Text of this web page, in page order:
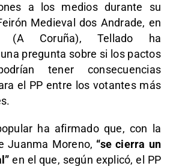
a los medios durante su
Medieval dos Andrade, en
(A Coruña), Tellado ha
pregunta sobre si los pactos
tener consecuencias
el PP entre los votantes más
ha afirmado que, con la
Juanma Moreno, “se cierra un
en el que, según explicó, el PP